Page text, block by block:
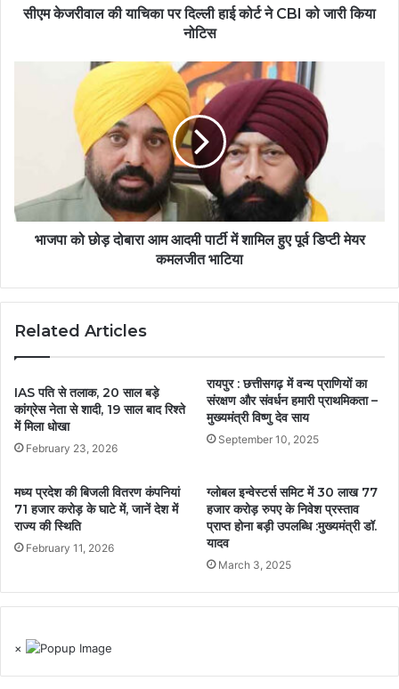
सीएम केजरीवाल की याचिका पर दिल्ली हाई कोर्ट ने CBI को जारी किया
नोटिस
भाजपा को छोड़ दोबारा आम आदमी पार्टी में शामिल हुए पूर्व डिप्टी मेयर
कमलजीत भाटिया
Related Articles
IAS पति से तलाक, 20 साल बड़े
कांग्रेस नेता से शादी, 19 साल बाद रिश्ते
में मिला धोखा
February 23, 2026
रायपुर : छत्तीसगढ़ में वन्य प्राणियों का
संरक्षण और संवर्धन हमारी प्राथमिकता –
मुख्यमंत्री विष्णु देव साय
September 10, 2025
मध्य प्रदेश की बिजली वितरण कंपनियां
71 हजार करोड़ के घाटे में, जानें देश में
राज्य की स्थिति
February 11, 2026
ग्लोबल इन्वेस्टर्स समिट में 30 लाख 77
हजार करोड़ रुपए के निवेश प्रस्ताव
प्राप्त होना बड़ी उपलब्धि :मुख्यमंत्री डॉ.
यादव
March 3, 2025
×